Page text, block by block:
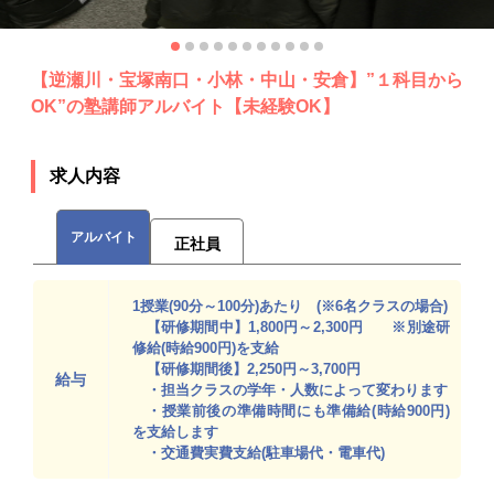
【逆瀬川・宝塚南口・小林・中山・安倉】”１科目から
OK”の塾講師アルバイト【未経験OK】
求人内容
アルバイト 正社員
給与
1授業(90分～100分)あたり (※6名クラスの場合)
【研修期間中】1,800円～2,300円 ※別途研
修給(時給900円)を支給
【研修期間後】2,250円～3,700円
・担当クラスの学年・人数によって変わります
・授業前後の準備時間にも準備給(時給900円)
を支給します
・交通費実費支給(駐車場代・電車代)